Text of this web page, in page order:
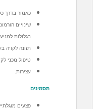
כאמור בדרך
שינויים
בגלולות
תזונה לקויה
טיפול מכני
עצירות.
תסמינים
פצעים